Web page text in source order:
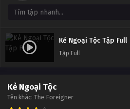
Kẻ Ngoại Tộc Tập Full
Tập Full
Kẻ Ngoại Tộc
Tên khác: The Foreigner